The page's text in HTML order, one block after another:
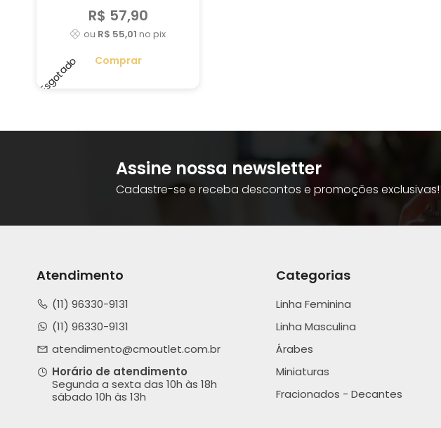
R$ 57,90
ou R$ 55,01 no pix
Comprar
Esgotado
Assine nossa newsletter
Cadastre-se e receba descontos e promoções exclusivas!
Categorias
Linha Feminina
Linha Masculina
Árabes
Miniaturas
Fracionados - Decantes
Atendimento
(11) 96330-9131
(11) 96330-9131
atendimento@cmoutlet.com.br
Horário de atendimento
Segunda a sexta das 10h às 18h
sábado 10h às 13h